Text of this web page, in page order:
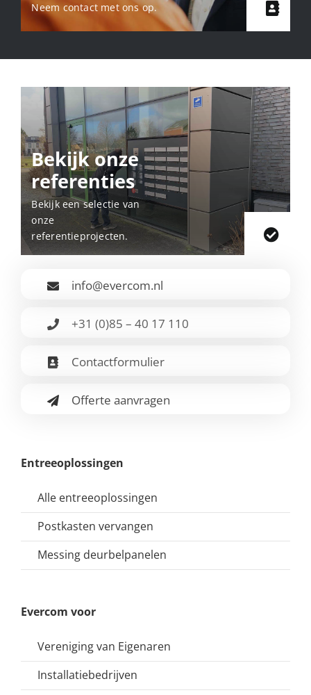
Neem contact met ons op.
Bekijk onze
referenties
Bekijk een selectie van
onze
referentieprojecten.
info@evercom.nl
+31 (0)85 – 40 17 110
Contactformulier
Offerte aanvragen
Entreeoplossingen
Alle entreeoplossingen
Postkasten vervangen
Messing deurbelpanelen
Evercom voor
Vereniging van Eigenaren
Installatiebedrijven